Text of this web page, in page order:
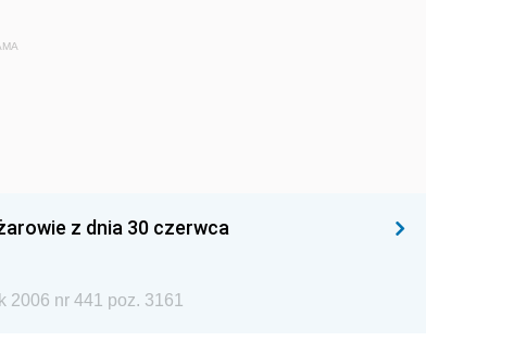
z dnia 30 czerwca
nr 441 poz. 3161